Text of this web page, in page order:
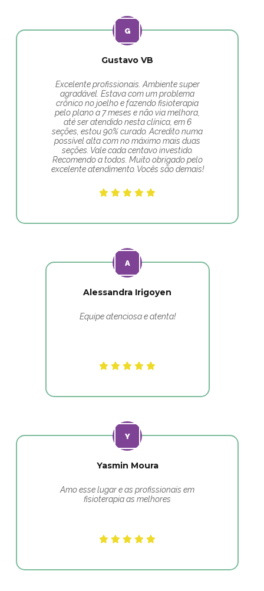
Gustavo VB
Excelente profissionais. Ambiente super
agradável. Estava com um problema
crônico no joelho e fazendo fisioterapia
pelo plano a 7 meses e não via melhora,
até ser atendido nesta clínica, em 6
seções, estou 90% curado. Acredito numa
possível alta com no máximo mais duas
seções. Vale cada centavo investido.
Recomendo a todos. Muito obrigado pelo
excelente atendimento. Vocês são demais!
Alessandra Irigoyen
Equipe atenciosa e atenta!
Yasmin Moura
Amo esse lugar e as profissionais em
fisioterapia as melhores